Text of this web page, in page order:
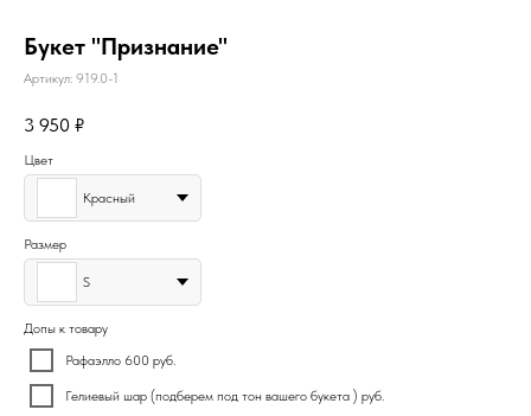
Букет "Признание"
Артикул: 919.0-1
3 950 ₽
Цвет
Красный
Размер
S
Допы к товару
Рафаэлло 600 руб.
Гелиевый шар (подберем под тон вашего букета ) руб.